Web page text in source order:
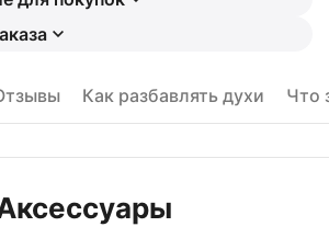
Как разбавлять духи Что